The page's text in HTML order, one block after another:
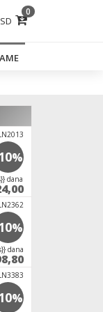
0
%
dana
%
dana
%